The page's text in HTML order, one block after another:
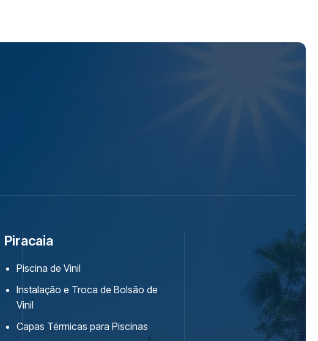
Piracaia
Piscina de Vinil
Instalação e Troca de Bolsão de
Vinil
Capas Térmicas para Piscinas